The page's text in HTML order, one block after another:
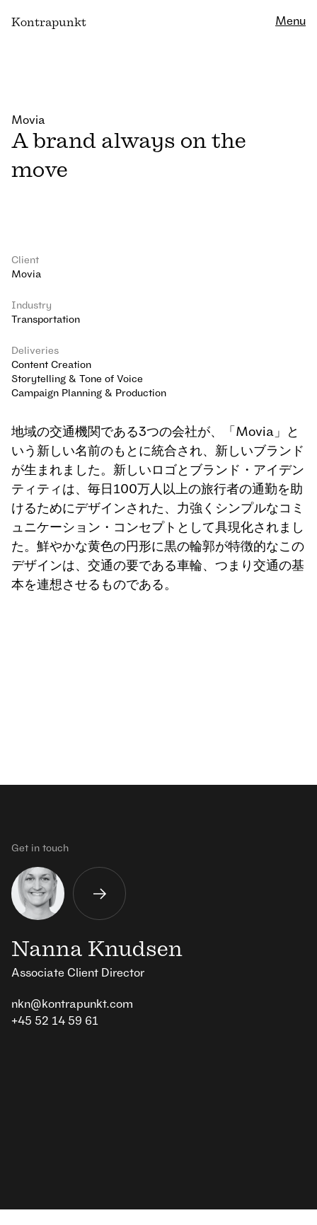
Kontrapunkt
Menu
Movia
A brand always on the
move
Client
Movia
Industry
Transportation
Deliveries
Content Creation
Storytelling & Tone of Voice
Campaign Planning & Production
地域の交通機関である3つの会社が、「Movia」と
いう新しい名前のもとに統合され、新しいブランド
が生まれました。新しいロゴとブランド・アイデン
ティティは、毎日100万人以上の旅行者の通勤を助
けるためにデザインされた、力強くシンプルなコミ
ュニケーション・コンセプトとして具現化されまし
た。鮮やかな黄色の円形に黒の輪郭が特徴的なこの
デザインは、交通の要である車輪、つまり交通の基
本を連想させるものである。
Get in touch
Nanna Knudsen
Associate Client Director
nkn@kontrapunkt.com
+45 52 14 59 61